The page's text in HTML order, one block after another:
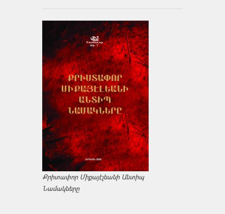
Քրիտափոր Միքայէլեանի Անտիպ
Նամակները